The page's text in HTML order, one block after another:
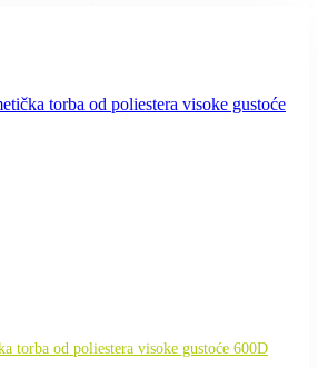
torba od poliestera visoke gustoće 600D